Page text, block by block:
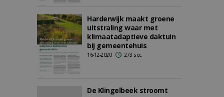
Harderwijk maakt groene
uitstraling waar met
klimaatadaptieve daktuin
bij gemeentehuis
16-12-2020 273 sec
De Klingelbeek stroomt